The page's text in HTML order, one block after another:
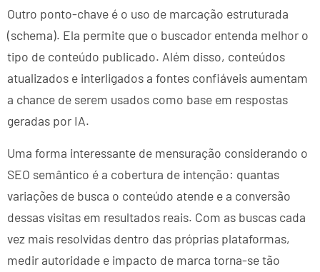
Outro ponto-chave é o uso de marcação estruturada
(schema). Ela permite que o buscador entenda melhor o
tipo de conteúdo publicado. Além disso, conteúdos
atualizados e interligados a fontes confiáveis aumentam
a chance de serem usados como base em respostas
geradas por IA.
Uma forma interessante de mensuração considerando o
SEO semântico é a cobertura de intenção: quantas
variações de busca o conteúdo atende e a conversão
dessas visitas em resultados reais. Com as buscas cada
vez mais resolvidas dentro das próprias plataformas,
medir autoridade e impacto de marca torna-se tão